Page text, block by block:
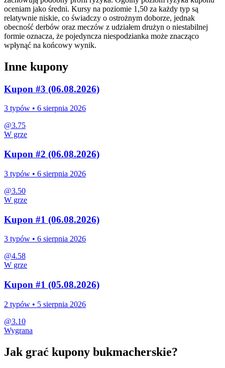
oceniam jako średni. Kursy na poziomie 1,50 za każdy typ są
relatywnie niskie, co świadczy o ostrożnym doborze, jednak
obecność derbów oraz meczów z udziałem drużyn o niestabilnej
formie oznacza, że pojedyncza niespodzianka może znacząco
wpłynąć na końcowy wynik.
Inne kupony
Kupon #3 (06.08.2026)
3 typów • 6 sierpnia 2026
@3.75
W grze
Kupon #2 (06.08.2026)
3 typów • 6 sierpnia 2026
@3.50
W grze
Kupon #1 (06.08.2026)
3 typów • 6 sierpnia 2026
@4.58
W grze
Kupon #1 (05.08.2026)
2 typów • 5 sierpnia 2026
@3.10
Wygrana
Jak grać kupony bukmacherskie?